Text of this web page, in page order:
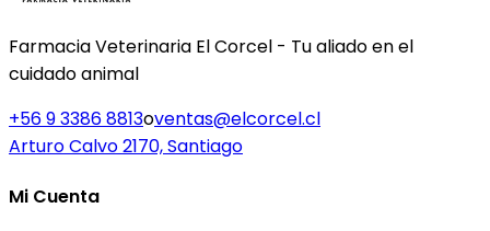
Farmacia Veterinaria El Corcel - Tu aliado en el
cuidado animal
+56 9 3386 8813oventas@elcorcel.cl
Arturo Calvo 2170, Santiago
Mi Cuenta